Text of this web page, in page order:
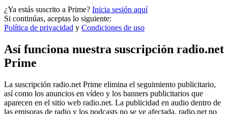
¿Ya estás suscrito a Prime? Inicia sesión aquí
Si continúas, aceptas lo siguiente:
Política de privacidad y Condiciones de uso
Así funciona nuestra suscripción radio.net
Prime
La suscripción radio.net Prime elimina el seguimiento publicitario,
así como los anuncios en vídeo y los banners publicitarios que
aparecen en el sitio web radio.net. La publicidad en audio dentro de
las emisoras de radio y los podcasts no se ve afectada. radio.net no